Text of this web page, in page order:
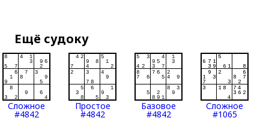
Ещё судоку
Сложное
#4842
Простое
#4842
Базовое
#4842
Сложное
#1065